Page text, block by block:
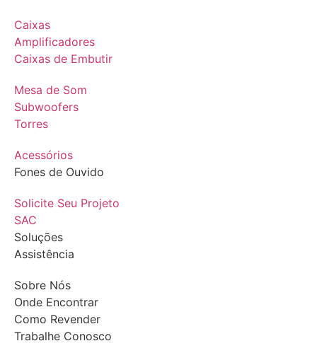
Caixas
Amplificadores
Caixas de Embutir
Mesa de Som
Subwoofers
Torres
Acessórios
Fones de Ouvido
Solicite Seu Projeto
SAC
Soluções
Assistência
Sobre Nós
Onde Encontrar
Como Revender
Trabalhe Conosco